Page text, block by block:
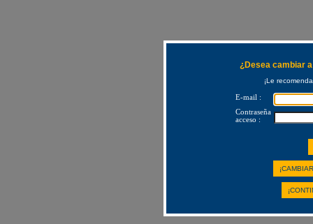
¿Desea cambiar
¡Le
E-mail :
Contraseña
acceso :